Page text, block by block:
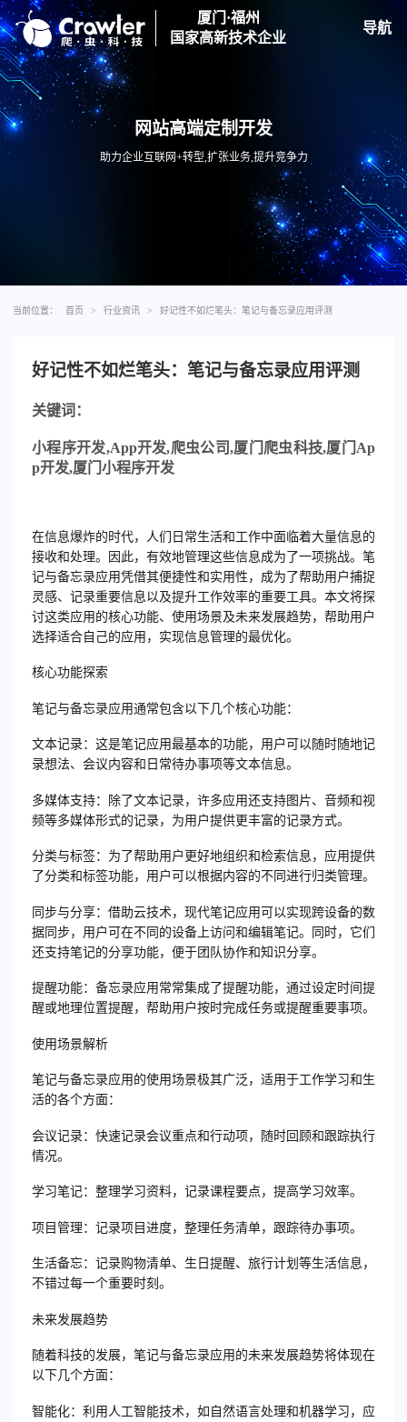
厦门·福州
国家高新技术企业
导航
网站高端定制开发
助力企业互联网+转型,扩张业务,提升竞争力
当前位置： 首页 > 行业资讯 > 好记性不如烂笔头：笔记与备忘录应用评测
好记性不如烂笔头：笔记与备忘录应用评测
关键词：
小程序开发,App开发,爬虫公司,厦门爬虫科技,厦门 Ap
p开发,厦门小程序开发
在信息爆炸的时代，人们日常生活和工作中面临着大量信息的
接收和处理。因此，有效地管理这些信息成为了一项挑战。笔
记与备忘录应用凭借其便捷性和实用性，成为了帮助用户捕捉
灵感、记录重要信息以及提升工作效率的重要工具。本文将探
讨这类应用的核心功能、使用场景及未来发展趋势，帮助用户
选择适合自己的应用，实现信息管理的最优化。
核心功能探索
笔记与备忘录应用通常包含以下几个核心功能：
文本记录：这是笔记应用最基本的功能，用户可以随时随地记
录想法、会议内容和日常待办事项等文本信息。
多媒体支持：除了文本记录，许多应用还支持图片、音频和视
频等多媒体形式的记录，为用户提供更丰富的记录方式。
分类与标签：为了帮助用户更好地组织和检索信息，应用提供
了分类和标签功能，用户可以根据内容的不同进行归类管理。
同步与分享：借助云技术，现代笔记应用可以实现跨设备的数
据同步，用户可在不同的设备上访问和编辑笔记。同时，它们
还支持笔记的分享功能，便于团队协作和知识分享。
提醒功能：备忘录应用常常集成了提醒功能，通过设定时间提
醒或地理位置提醒，帮助用户按时完成任务或提醒重要事项。
使用场景解析
笔记与备忘录应用的使用场景极其广泛，适用于工作学习和生
活的各个方面：
会议记录：快速记录会议重点和行动项，随时回顾和跟踪执行
情况。
学习笔记：整理学习资料，记录课程要点，提高学习效率。
项目管理：记录项目进度，整理任务清单，跟踪待办事项。
生活备忘：记录购物清单、生日提醒、旅行计划等生活信息，
不错过每一个重要时刻。
未来发展趋势
随着科技的发展，笔记与备忘录应用的未来发展趋势将体现在
以下几个方面：
智能化：利用人工智能技术，如自然语言处理和机器学习，应